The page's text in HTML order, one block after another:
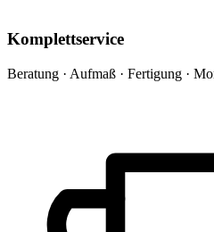
Komplettservice
Beratung · Aufmaß · Fertigung ·